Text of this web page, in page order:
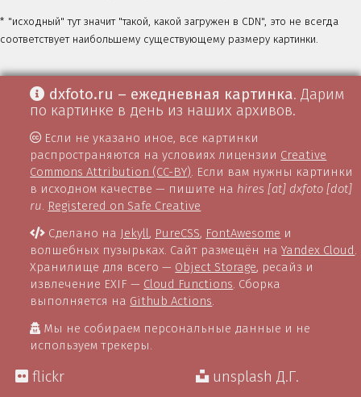
* "исходный" тут значит "такой, какой загружен в CDN", это не всегда
соответствует наибольшему существующему размеру картинки.
dxfoto.ru – ежедневная картинка. Дарим
по картинке в день из наших архивов.
Если не указано иное, все картинки
распространяются на условиях лицензии Creative
Commons Attribution (CC-BY). Если вам нужны картинки
в исходном качестве — пишите на hires [at] dxfoto [dot]
ru. Registered on Safe Creative
Сделано на Jekyll, PureCSS, FontAwesome и
волшебных пузырьках. Сайт размещён наYandex Cloud.
Хранилище для всего — Object Storage, ресайз и
извлечение EXIF — Cloud Functions. Сборка
выполняется на Github Actions.
Мы не собираем персональные данные и не
используем трекеры.
flickr unsplash Д.Г.